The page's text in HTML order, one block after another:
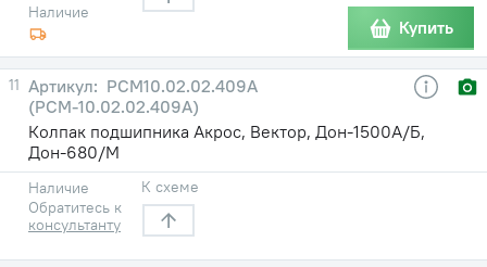
Наличие
Купить
11
РСМ10.02.02.409А
(РСМ-10.02.02.409А)
Колпак подшипника Акрос, Вектор, Дон-1500А/Б,
Дон-680/М
Наличие
Обратитесь к
консультанту
К схеме